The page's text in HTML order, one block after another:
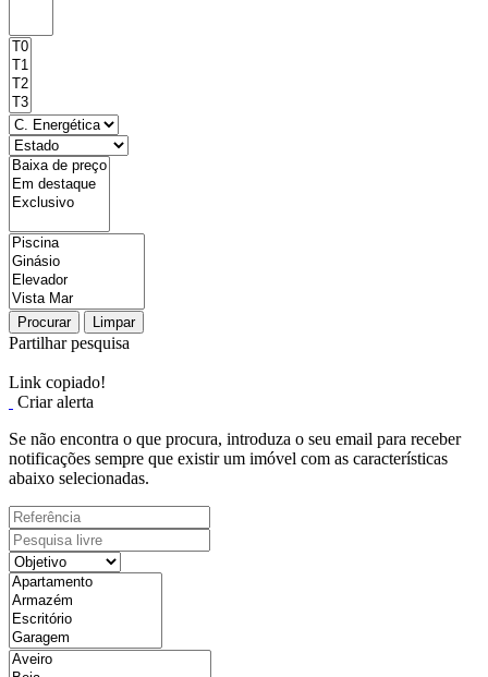
Procurar Limpar
Partilhar pesquisa
Link copiado!
Criar alerta
Se não encontra o que procura, introduza o seu email para receber
notificações sempre que existir um imóvel com as características
abaixo selecionadas.